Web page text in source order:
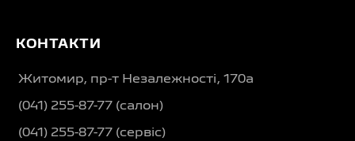
КОНТАКТИ
Житомир, пр-т Незалежності, 170а
(041) 255-87-77 (салон)
(041) 255-87-77 (сервіс)